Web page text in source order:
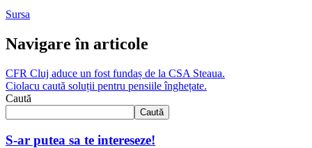
Sursa
Navigare în articole
CFR Cluj aduce un fost fundaș de la CSA Steaua.
Ciolacu caută soluții pentru pensiile înghețate.
Caută
Caută
S-ar putea sa te intereseze!